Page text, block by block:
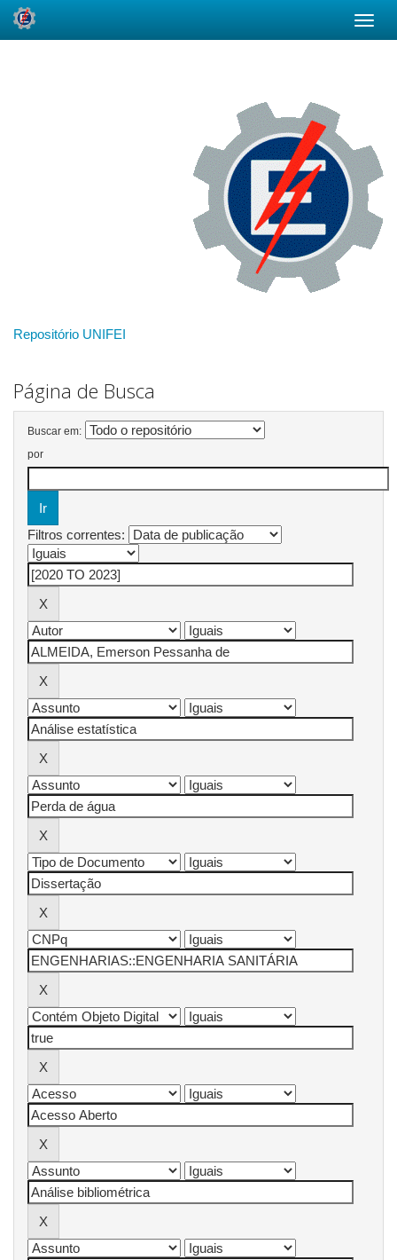
Repositório UNIFEI
Página de Busca
Buscar em:
por
Filtros correntes: